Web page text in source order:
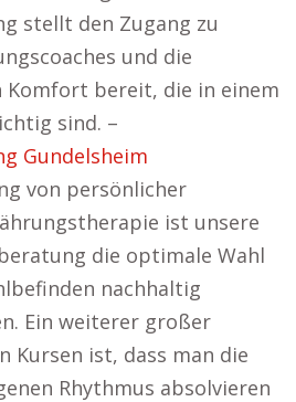
stellt den Zugang zu
und die
Komfort bereit, die in einem
sind. –
Gundelsheim
von persönlicher
ist unsere
die optimale Wahl
nachhaltig
Ein weiterer großer
Kursen ist, dass man die
Rhythmus absolvieren